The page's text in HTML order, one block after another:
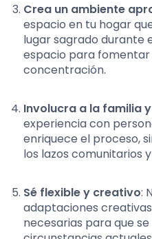
Crea un ambiente
espacio en tu hogar
lugar sagrado durante
espacio para
concentración.
Involucra a la familia
experiencia con
enriquece el proceso,
los lazos comunitarios
Sé flexible y creativo:
adaptaciones
necesarias para que